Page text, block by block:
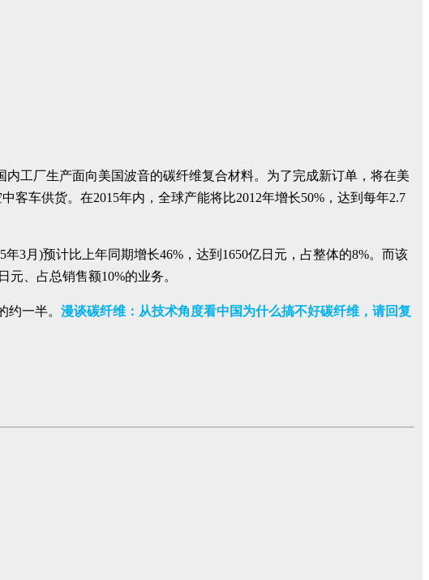
工厂生产面向美国波音的碳纤维复合材料。为了完成新订单，将在美
客车供货。在2015年内，全球产能将比2012年增长50%，达到每年2.7
年3月)预计比上年同期增长46%，达到1650亿日元，占整体的8%。而该
、占总销售额10%的业务。
一半。 漫谈碳纤维：从技术角度看中国为什么搞不好碳纤维，请回复